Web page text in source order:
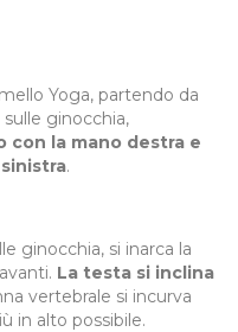
Yoga, partendo da
ginocchia,
con la mano destra e
.
ginocchia, si inarca la
La testa si inclina
vertebrale si incurva
in alto possibile.